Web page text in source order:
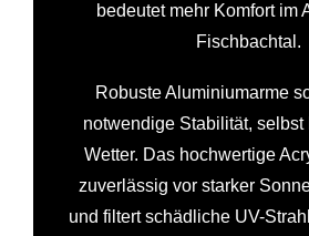
bedeutet mehr Komfort im
Fischbachtal.
Robuste Aluminiumarme
notwendige Stabilität,
Wetter. Das hochwertige
zuverlässig vor starker
und filtert schädliche UV-